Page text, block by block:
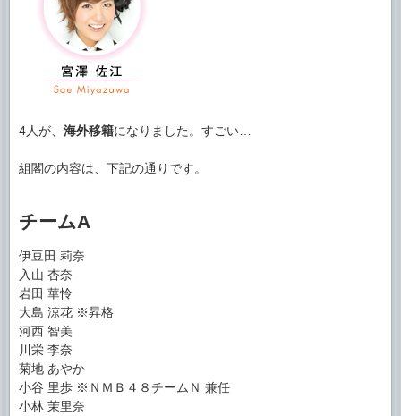
4人が、 海外移籍になりました。すごい…
組閣の内容は、下記の通りです。
チームA
伊豆田 莉奈
入山 杏奈
岩田 華怜
大島 涼花 ※昇格
河西 智美
川栄 李奈
菊地 あやか
小谷 里歩 ※ＮＭＢ４８チームＮ 兼任
小林 茉里奈